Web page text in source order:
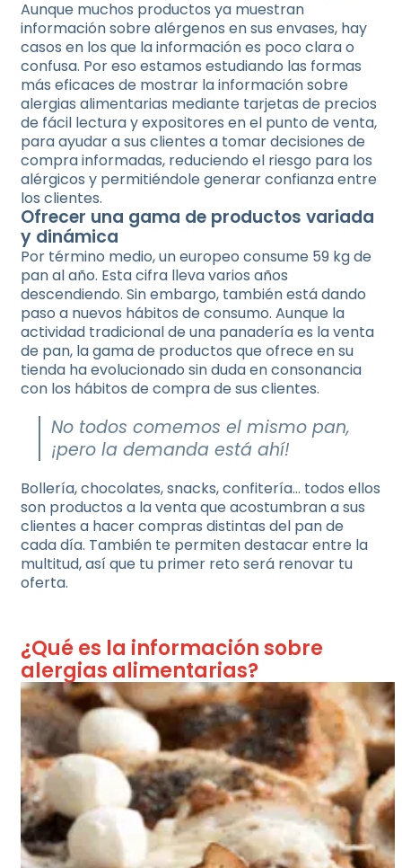
Aunque muchos productos ya muestran
información sobre alérgenos en sus envases, hay
casos en los que la información es poco clara o
confusa. Por eso estamos estudiando las formas
más eficaces de mostrar la información sobre
alergias alimentarias mediante tarjetas de precios
de fácil lectura y expositores en el punto de venta,
para ayudar a sus clientes a tomar decisiones de
compra informadas, reduciendo el riesgo para los
alérgicos y permitiéndole generar confianza entre
los clientes.
Ofrecer una gama de productos variada
y dinámica
Por término medio, un europeo consume 59 kg de
pan al año. Esta cifra lleva varios años
descendiendo. Sin embargo, también está dando
paso a nuevos hábitos de consumo. Aunque la
actividad tradicional de una panadería es la venta
de pan, la gama de productos que ofrece en su
tienda ha evolucionado sin duda en consonancia
con los hábitos de compra de sus clientes.
No todos comemos el mismo pan,
¡pero la demanda está ahí!
Bollería, chocolates, snacks, confitería… todos ellos
son productos a la venta que acostumbran a sus
clientes a hacer compras distintas del pan de
cada día. También te permiten destacar entre la
multitud, así que tu primer reto será renovar tu
oferta.
¿Qué es la información sobre
alergias alimentarias?